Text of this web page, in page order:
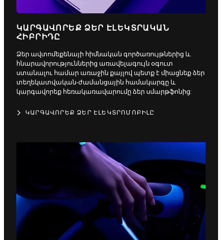
ԿԱՐԳԱՎՈՐԵՔ ՁԵՐ ԷԼԵԿՏՐԱԿԱՆ
ՀԻԲՐԻԴԸ
Ձեր ավտոմեքենայի հիմնական գործառույթներից և
հնարավորություններից առավելագույն օգուտ
ստանալու համար առաջին քայլով պետք է միացնեք ձեր
տեղեկատվական-ժամանցային համակարգը և
կարգավորեք հեռակառավարումը ձեր սմարթֆոնից:
ԿԱՐԳԱՎՈՐԵՔ ՁԵՐ ԷԼԵԿՏՐՈՄՈԲԻԼԸ